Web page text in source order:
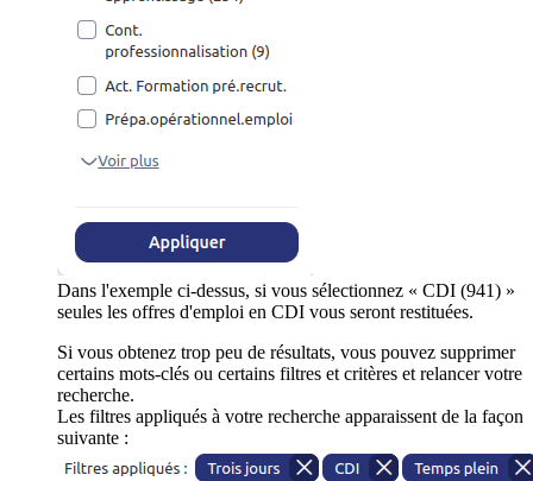
Dans l'exemple ci-dessus, si vous sélectionnez « CDI (941) »
seules les offres d'emploi en CDI vous seront restituées.
Si vous obtenez trop peu de résultats, vous pouvez supprimer
certains mots-clés ou certains filtres et critères et relancer votre
recherche.
Les filtres appliqués à votre recherche apparaissent de la façon
suivante :